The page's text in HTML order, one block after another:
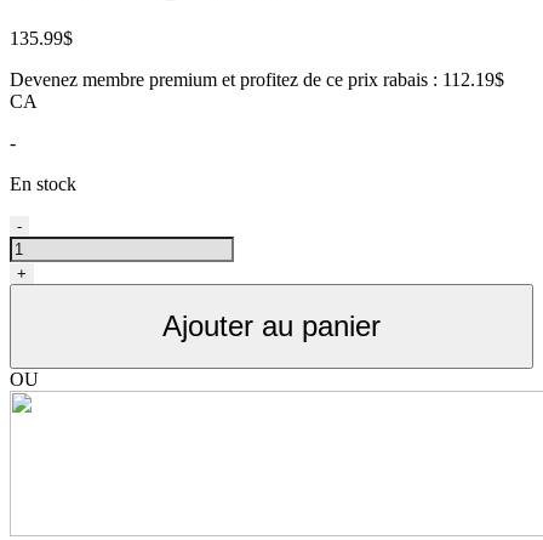
135.99$
Devenez membre premium et profitez de ce prix rabais : 112.19$
CA
-
En stock
quantité
de
Ensemble
de
lames
Larges/Wide,
-
+
Ajouter au panier
OU